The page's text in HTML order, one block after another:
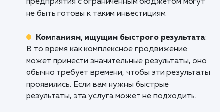
вам достичь этих целей, привлекая новых
Предприятиям, ищущим целостный
подход: Если вы хотите обеспечить
единообразие и согласованность в своих
маркетинговых усилиях, комплексное
продвижение обеспечивает целостный